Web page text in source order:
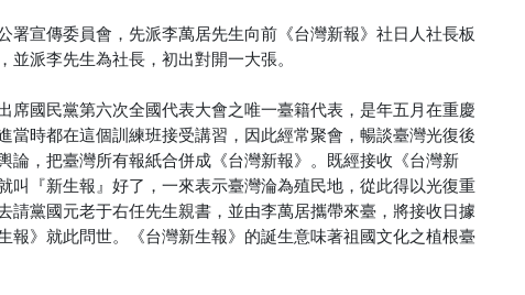
宣傳委員會，先派李萬居先生向前《台灣新報》社日人社長板
派李先生為社長，初出對開一大張。
國民黨第六次全國代表大會之唯一臺籍代表，是年五月在重慶
時都在這個訓練班接受講習，因此經常聚會，暢談臺灣光復後
，把臺灣所有報紙合併成《台灣新報》。既經接收《台灣新
『新生報』好了，一來表示臺灣淪為殖民地，從此得以光復重
黨國元老于右任先生親書，並由李萬居攜帶來臺，將接收日據
》就此問世。《台灣新生報》的誕生意味著祖國文化之植根臺